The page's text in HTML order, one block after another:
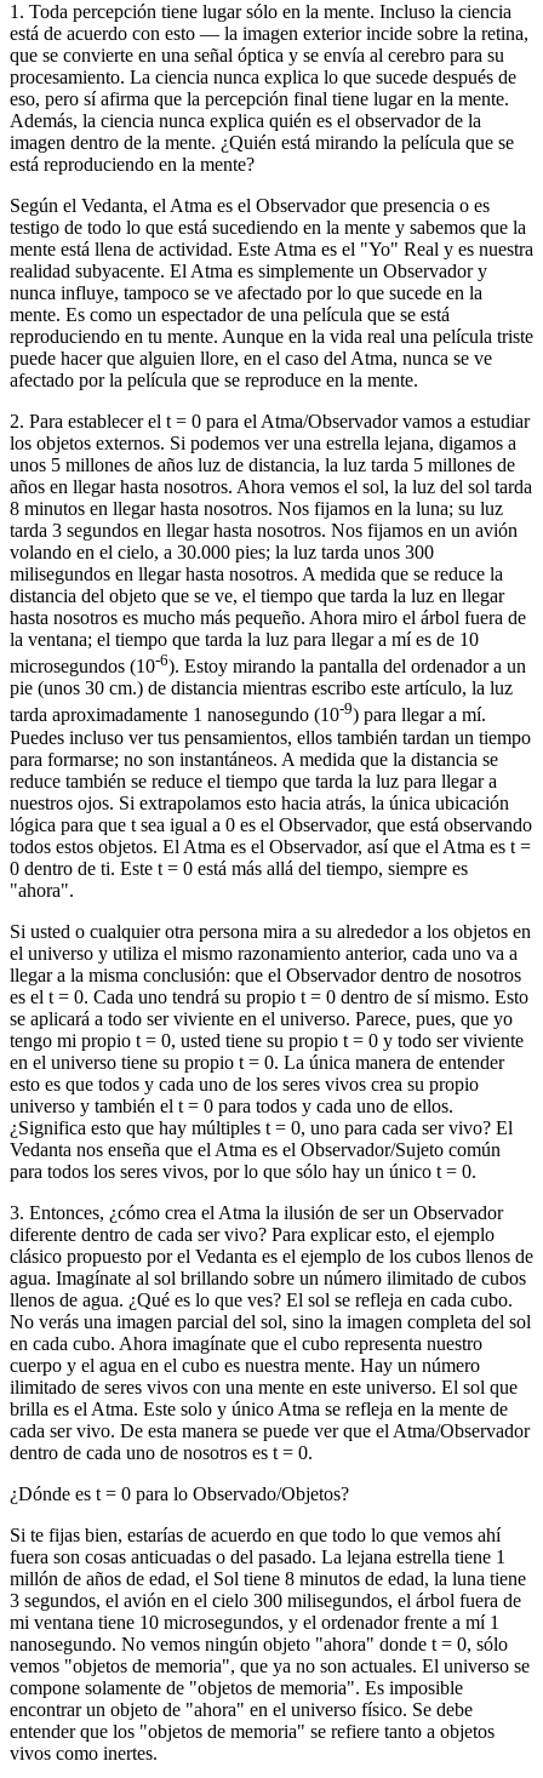
1. Toda percepción tiene lugar sólo en la mente. Incluso la ciencia
está de acuerdo con esto ― la imagen exterior incide sobre la retina,
que se convierte en una señal óptica y se envía al cerebro para su
procesamiento. La ciencia nunca explica lo que sucede después de
eso, pero sí afirma que la percepción final tiene lugar en la mente.
Además, la ciencia nunca explica quién es el observador de la
imagen dentro de la mente. ¿Quién está mirando la película que se
está reproduciendo en la mente?
Según el Vedanta, el Atma es el Observador que presencia o es
testigo de todo lo que está sucediendo en la mente y sabemos que la
mente está llena de actividad. Este Atma es el "Yo" Real y es nuestra
realidad subyacente. El Atma es simplemente un Observador y
nunca influye, tampoco se ve afectado por lo que sucede en la
mente. Es como un espectador de una película que se está
reproduciendo en tu mente. Aunque en la vida real una película triste
puede hacer que alguien llore, en el caso del Atma, nunca se ve
afectado por la película que se reproduce en la mente.
2. Para establecer el t = 0 para el Atma/Observador vamos a estudiar
los objetos externos. Si podemos ver una estrella lejana, digamos a
unos 5 millones de años luz de distancia, la luz tarda 5 millones de
años en llegar hasta nosotros. Ahora vemos el sol, la luz del sol tarda
8 minutos en llegar hasta nosotros. Nos fijamos en la luna; su luz
tarda 3 segundos en llegar hasta nosotros. Nos fijamos en un avión
volando en el cielo, a 30.000 pies; la luz tarda unos 300
milisegundos en llegar hasta nosotros. A medida que se reduce la
distancia del objeto que se ve, el tiempo que tarda la luz en llegar
hasta nosotros es mucho más pequeño. Ahora miro el árbol fuera de
la ventana; el tiempo que tarda la luz para llegar a mí es de 10
microsegundos (10-6). Estoy mirando la pantalla del ordenador a un
pie (unos 30 cm.) de distancia mientras escribo este artículo, la luz
tarda aproximadamente 1 nanosegundo (10-9) para llegar a mí.
Puedes incluso ver tus pensamientos, ellos también tardan un tiempo
para formarse; no son instantáneos. A medida que la distancia se
reduce también se reduce el tiempo que tarda la luz para llegar a
nuestros ojos. Si extrapolamos esto hacia atrás, la única ubicación
lógica para que t sea igual a 0 es el Observador, que está observando
todos estos objetos. El Atma es el Observador, así que el Atma es t =
0 dentro de ti. Este t = 0 está más allá del tiempo, siempre es
"ahora".
Si usted o cualquier otra persona mira a su alrededor a los objetos en
el universo y utiliza el mismo razonamiento anterior, cada uno va a
llegar a la misma conclusión: que el Observador dentro de nosotros
es el t = 0. Cada uno tendrá su propio t = 0 dentro de sí mismo. Esto
se aplicará a todo ser viviente en el universo. Parece, pues, que yo
tengo mi propio t = 0, usted tiene su propio t = 0 y todo ser viviente
en el universo tiene su propio t = 0. La única manera de entender
esto es que todos y cada uno de los seres vivos crea su propio
universo y también el t = 0 para todos y cada uno de ellos.
¿Significa esto que hay múltiples t = 0, uno para cada ser vivo? El
Vedanta nos enseña que el Atma es el Observador/Sujeto común
para todos los seres vivos, por lo que sólo hay un único t = 0.
3. Entonces, ¿cómo crea el Atma la ilusión de ser un Observador
diferente dentro de cada ser vivo? Para explicar esto, el ejemplo
clásico propuesto por el Vedanta es el ejemplo de los cubos llenos de
agua. Imagínate al sol brillando sobre un número ilimitado de cubos
llenos de agua. ¿Qué es lo que ves? El sol se refleja en cada cubo.
No verás una imagen parcial del sol, sino la imagen completa del sol
en cada cubo. Ahora imagínate que el cubo representa nuestro
cuerpo y el agua en el cubo es nuestra mente. Hay un número
ilimitado de seres vivos con una mente en este universo. El sol que
brilla es el Atma. Este solo y único Atma se refleja en la mente de
cada ser vivo. De esta manera se puede ver que el Atma/Observador
dentro de cada uno de nosotros es t = 0.
¿Dónde es t = 0 para lo Observado/Objetos?
Si te fijas bien, estarías de acuerdo en que todo lo que vemos ahí
fuera son cosas anticuadas o del pasado. La lejana estrella tiene 1
millón de años de edad, el Sol tiene 8 minutos de edad, la luna tiene
3 segundos, el avión en el cielo 300 milisegundos, el árbol fuera de
mi ventana tiene 10 microsegundos, y el ordenador frente a mí 1
nanosegundo. No vemos ningún objeto "ahora" donde t = 0, sólo
vemos "objetos de memoria", que ya no son actuales. El universo se
compone solamente de "objetos de memoria". Es imposible
encontrar un objeto de "ahora" en el universo físico. Se debe
entender que los "objetos de memoria" se refiere tanto a objetos
vivos como inertes.